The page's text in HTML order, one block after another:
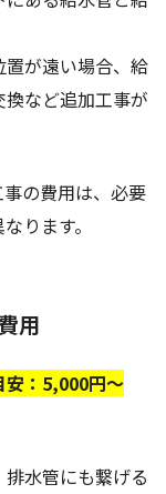
が遠い場合、給
など追加工事が
の費用は、必要
ります。
用
安：5,000円〜
水管にも繋げる